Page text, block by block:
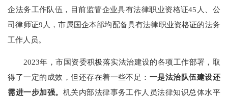
企法务工作队伍，目前监管企业具有法律职业资格证45 人、公
司律师证9 人，市属国企本部均配备具有法律职业资格证的法务
工作人员。
2023年，市国资委积极落实法治建设的各项工作部署，取
得了一定的成效，但还存在着一些不足： 一是法治队伍建设还
需进一步加强。 机关内部法律事务工作人员法律知识总体水平